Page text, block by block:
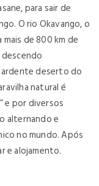
para sair de
O rio Okavango, o
de 800 km de
ardente deserto do
natural é
e por diversos
alternando e
no mundo. Após
e alojamento.